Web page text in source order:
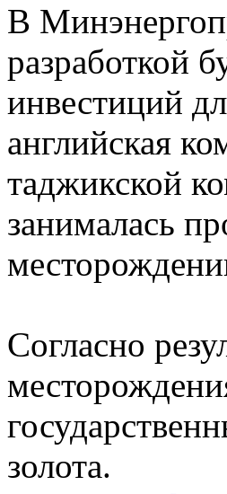
В
разработкой
инвестиций
английская
таджикской
занималась
Согласно
золота.